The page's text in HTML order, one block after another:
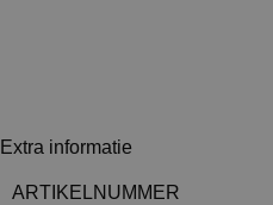
Extra informatie
ARTIKELNUMMER